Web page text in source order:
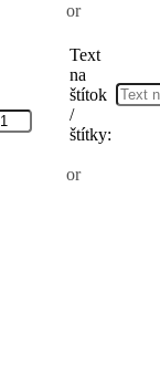
or
Text
na
štítok
/
štítky:
or